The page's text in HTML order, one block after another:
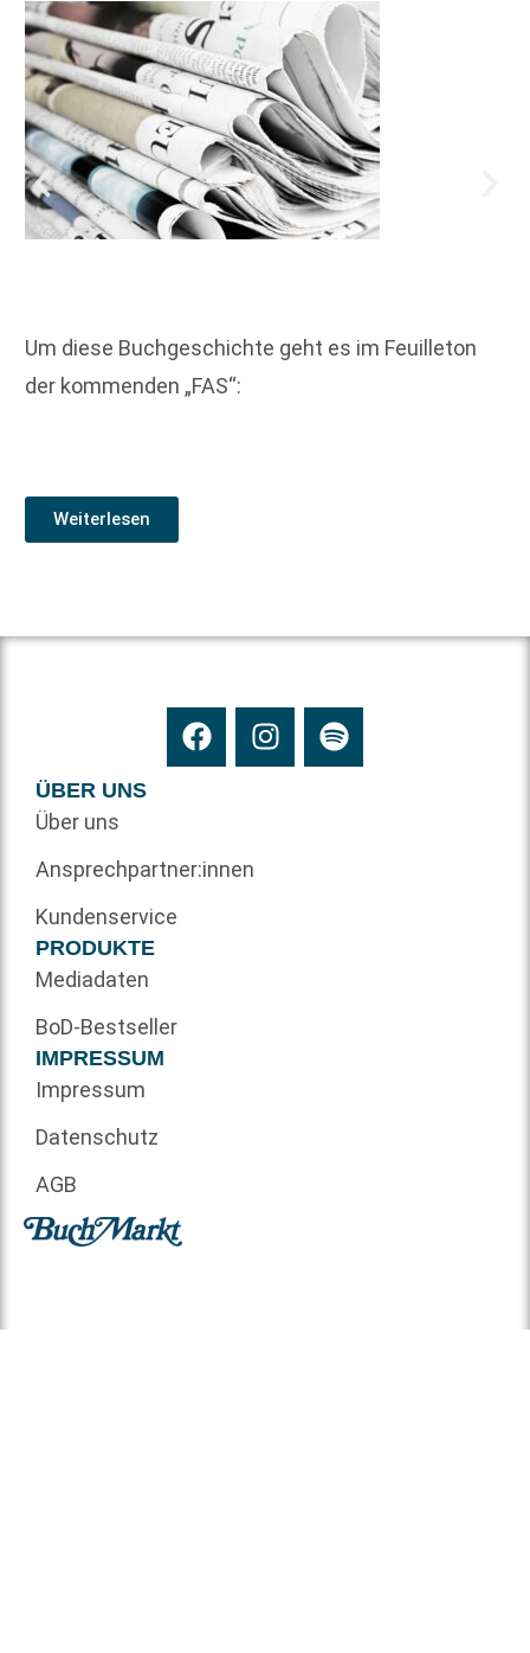
Um diese Buchgeschichte geht es im Feuilleton
der kommenden „FAS“:
Weiterlesen
ÜBER UNS
Über uns
Ansprechpartner:innen
Kundenservice
PRODUKTE
Mediadaten
BoD-Bestseller
IMPRESSUM
Impressum
Datenschutz
AGB